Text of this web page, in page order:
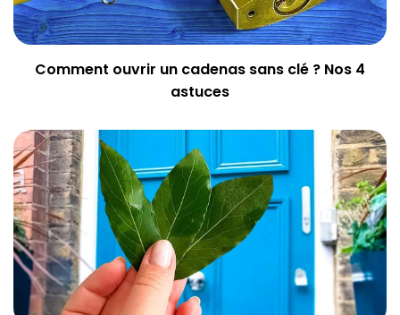
Comment ouvrir un cadenas sans clé ? Nos 4
astuces